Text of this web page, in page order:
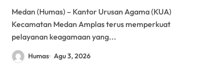
Pasca Rashdul Qiblat
Medan (Humas) – Kantor Urusan Agama (KUA)
Kecamatan Medan Amplas terus memperkuat
pelayanan keagamaan yang...
Humas Agu 3, 2026